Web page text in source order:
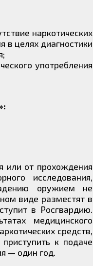
наркотических
в целях диагностики
употребления
или от прохождения
исследования,
оружием не
виде разместят в
в Росгвардию.
медицинского
средств,
к подаче
— один год.